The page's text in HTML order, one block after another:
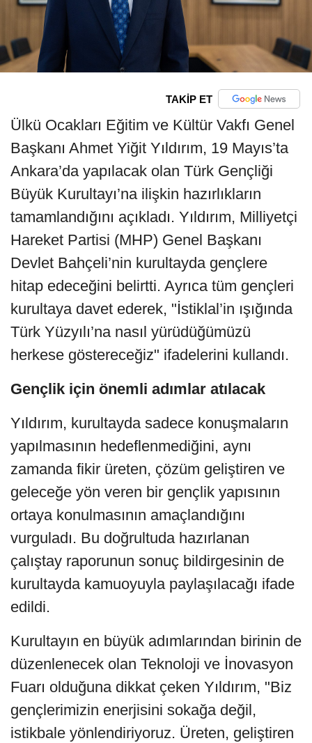
TAKİP ET
Ülkü Ocakları Eğitim ve Kültür Vakfı Genel
Başkanı Ahmet Yiğit Yıldırım, 19 Mayıs’ta
Ankara’da yapılacak olan Türk Gençliği
Büyük Kurultayı’na ilişkin hazırlıkların
tamamlandığını açıkladı. Yıldırım, Milliyetçi
Hareket Partisi (MHP) Genel Başkanı
Devlet Bahçeli’nin kurultayda gençlere
hitap edeceğini belirtti. Ayrıca tüm gençleri
kurultaya davet ederek, "İstiklal’in ışığında
Türk Yüzyılı’na nasıl yürüdüğümüzü
herkese göstereceğiz" ifadelerini kullandı.
Gençlik için önemli adımlar atılacak
Yıldırım, kurultayda sadece konuşmaların
yapılmasının hedeflenmediğini, aynı
zamanda fikir üreten, çözüm geliştiren ve
geleceğe yön veren bir gençlik yapısının
ortaya konulmasının amaçlandığını
vurguladı. Bu doğrultuda hazırlanan
çalıştay raporunun sonuç bildirgesinin de
kurultayda kamuoyuyla paylaşılacağı ifade
edildi.
Kurultayın en büyük adımlarından birinin de
düzenlenecek olan Teknoloji ve İnovasyon
Fuarı olduğuna dikkat çeken Yıldırım, "Biz
gençlerimizin enerjisini sokağa değil,
istikbale yönlendiriyoruz. Üreten, geliştiren